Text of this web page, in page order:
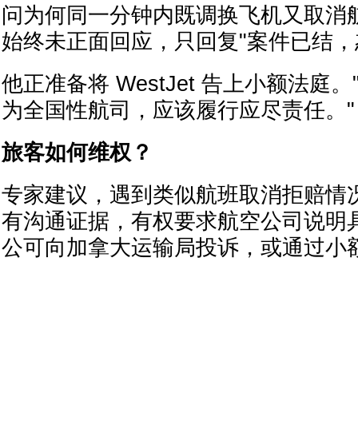
问为何同一分钟内既调换飞机又取消
始终未正面回应，只回复"案件已结
他正准备将 WestJet 告上小额法庭
为全国性航司，应该履行应尽责任。"
旅客如何维权？
专家建议，遇到类似航班取消拒赔情
有沟通证据，有权要求航空公司说明
公可向加拿大运输局投诉，或通过小